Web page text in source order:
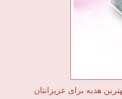
هدیه برای عزیزانتان